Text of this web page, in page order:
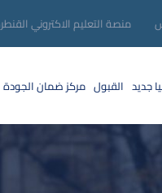
منصة التعليم الاكتروني
جديد القبول مركز ضمان الجودة